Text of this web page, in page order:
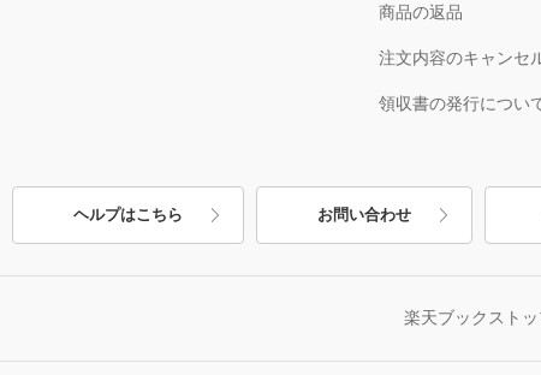
商品の返品
注文内容のキャンセ
領収書の発行につい
ヘルプはこちら お問い合わせ
楽天ブックスト